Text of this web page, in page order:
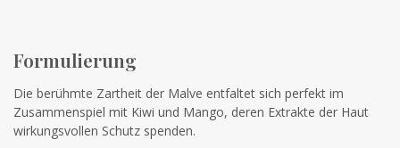
Formulierung
Die berühmte Zartheit der Malve entfaltet sich perfekt im
Zusammenspiel mit Kiwi und Mango, deren Extrakte der Haut
wirkungsvollen Schutz spenden.